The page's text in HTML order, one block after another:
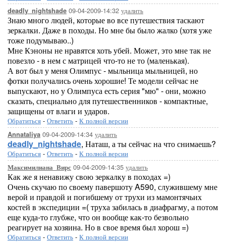
deadly_nightshade 09-04-2009-14:32 удалить
Знаю много людей, которые во все путешествия таскают
зеркалки. Даже в походы. Но мне бы было жалко (хотя уже
тоже подумываю..)
Мне Кэноны не нравятся хоть убей. Может, это мне так не
повезло - в нем с матрицей что-то не то (маленькая).
А вот был у меня Олимпус - мыльница мыльницей, но
фотки получались очень хорошие! Те модели сейчас не
выпускают, но у Олимпуса есть серия "мю" - они, можно
сказать, специально для путешественников - компактные,
защищены от влаги и ударов.
Обратиться - Ответить - К полной версии
Annataliya 09-04-2009-14:34 удалить
deadly_nightshade, Наташ, а ты сейчас на что снимаешь?
Обратиться - Ответить - К полной версии
Максимилиана_Вирс 09-04-2009-14:35 удалить
Как же я ненавижу свою зеркалку в походах =)
Очень скучаю по своему павершоту A590, служившему мне
верой и правдой и погибшему от трухи из мамонтячьих
костей в экспедиции =( труха забилась в диафрагму, а потом
еще куда-то глубже, что он вообще как-то безвольно
реагирует на хозяина. Но в свое время был хорош =)
Обратиться - Ответить - К полной версии